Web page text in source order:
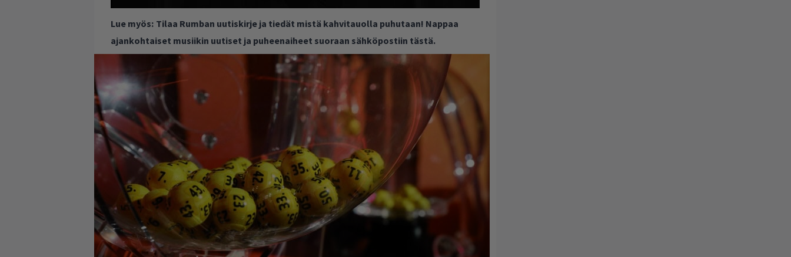
Lue myös: Tilaa Rumban uutiskirje ja tiedät mistä kahvitauolla puhutaan! Nappaa
ajankohtaiset musiikin uutiset ja puheenaiheet suoraan sähköpostiin tästä.